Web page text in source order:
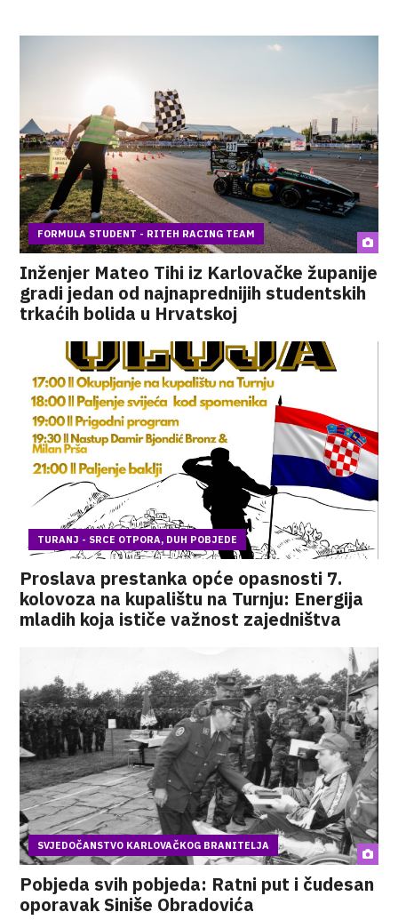
FORMULA STUDENT - RITEH RACING TEAM
Inženjer Mateo Tihi iz Karlovačke županije
gradi jedan od najnaprednijih studentskih
trkaćih bolida u Hrvatskoj
TURANJ - SRCE OTPORA, DUH POBJEDE
Proslava prestanka opće opasnosti 7.
kolovoza na kupalištu na Turnju: Energija
mladih koja ističe važnost zajedništva
SVJEDOČANSTVO KARLOVAČKOG BRANITELJA
Pobjeda svih pobjeda: Ratni put i čudesan
oporavak Siniše Obradovića